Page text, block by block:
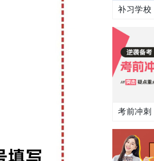
补习学校
考前冲刺